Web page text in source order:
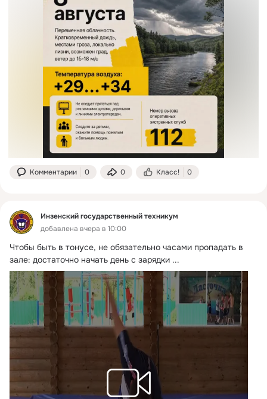
Комментарии 0 0 Класс! 0
Инзенский государственный техникум
добавлена вчера в 10:00
Чтобы быть в тонусе, не обязательно часами пропадать в
зале: достаточно начать день с зарядки ...